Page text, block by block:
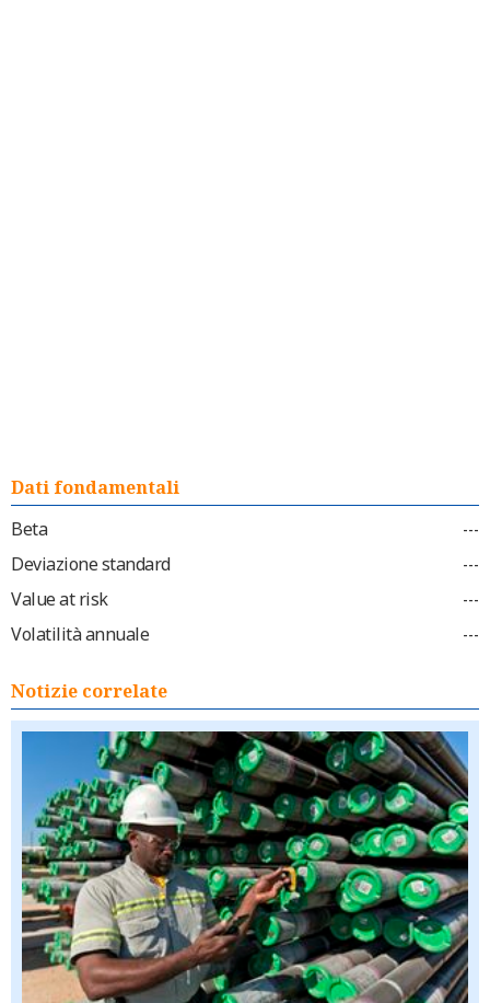
Dati fondamentali
Beta
---
Deviazione standard ---
Value at risk ---
Volatilità annuale ---
Notizie correlate